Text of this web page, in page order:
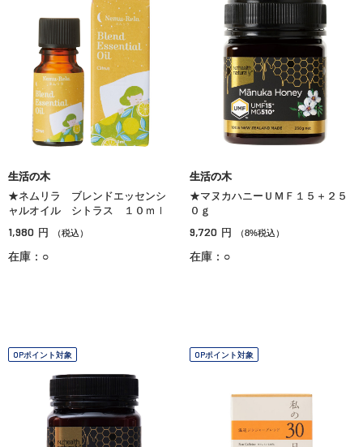
生活の木
★ネムリラ ブレンドエッセンシ
ャルオイル シトラス １０ｍｌ
1,980 円 （税込）
在庫：○
生活の木
★マヌカハニーＵＭＦ１５＋２５
０ｇ
9,720 円 （8%税込）
在庫：○
OPポイント対象 OPポイント対象